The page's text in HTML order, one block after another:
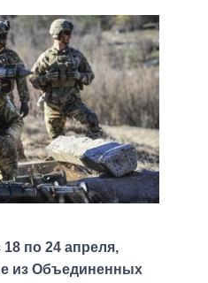
по 24 апреля,
из Объединенных